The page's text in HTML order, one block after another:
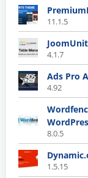
11.1.5
4.1.7
Ads Pro
4.92
8.0.5
1.5.15